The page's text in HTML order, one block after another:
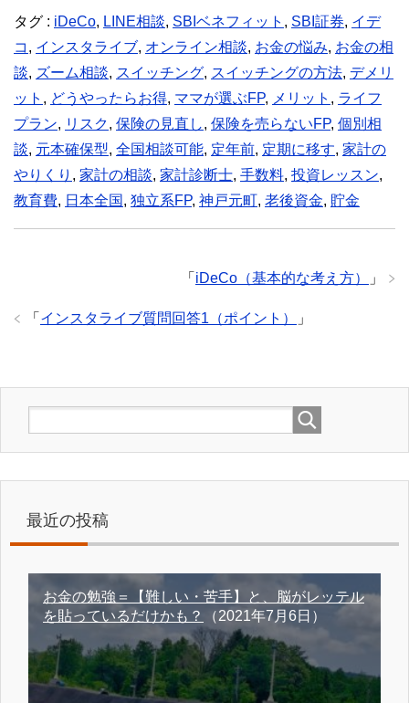
e
b
o
o
k
er
ot
e
e
n
g
er
タグ : iDeCo, LINE相談, SBIベネフィット , SBI証券, イデ
コ , インスタライブ, オンライン相談, お金の悩み, お金の相
談, ズーム相談, スイッチング, スイッチングの方法, デメリ
ット , どうやったらお得, ママが選ぶFP, メリット , ライフ
プラン, リスク, 保険の見直し, 保険を売らないFP, 個別相
談, 元本確保型, 全国相談可能, 定年前, 定期に移す, 家計の
やりくり , 家計の相談, 家計診断士, 手数料, 投資レッスン,
教育費, 日本全国, 独立系FP, 神戸元町, 老後資金, 貯金
「 iDeCo（基本的な考え方） 」
「 インスタライブ質問回答1（ポイント） 」
最近の投稿
お金の勉強＝【難しい・苦手】と、脳がレッテル
を貼っているだけかも？
（2021年7月6日）